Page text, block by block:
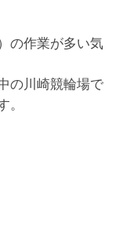
の作業が多い気
の川崎競輪場で
。